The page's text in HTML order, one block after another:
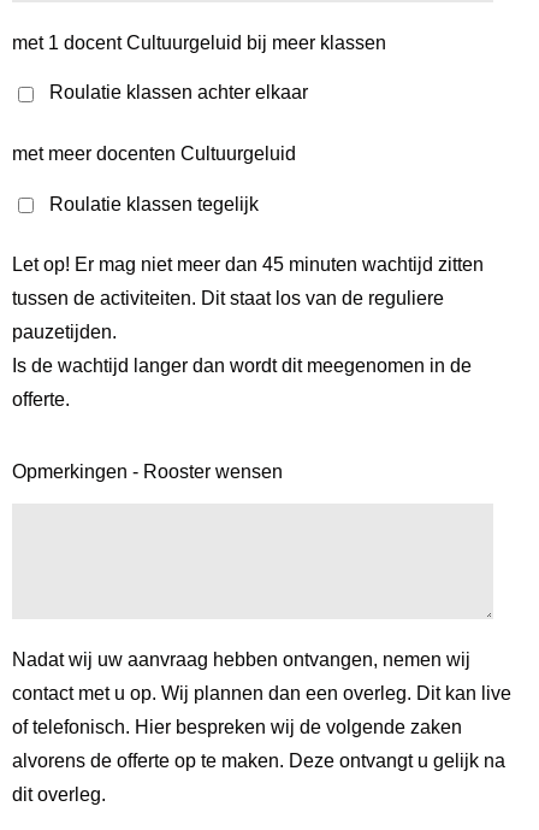
met 1 docent Cultuurgeluid bij meer klassen
Roulatie klassen achter elkaar
met meer docenten Cultuurgeluid
Roulatie klassen tegelijk
Let op! Er mag niet meer dan 45 minuten wachtijd zitten
tussen de activiteiten. Dit staat los van de reguliere
pauzetijden.
Is de wachtijd langer dan wordt dit meegenomen in de
offerte.
Opmerkingen - Rooster wensen
Nadat wij uw aanvraag hebben ontvangen, nemen wij
contact met u op. Wij plannen dan een overleg. Dit kan live
of telefonisch. Hier bespreken wij de volgende zaken
alvorens de offerte op te maken. Deze ontvangt u gelijk na
dit overleg.